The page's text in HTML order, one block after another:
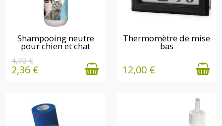
EN STOCK
Shampooing neutre
pour chien et chat
4,72 €
2,36 €
EN STOCK
Thermomètre de mise
bas
12,00 €